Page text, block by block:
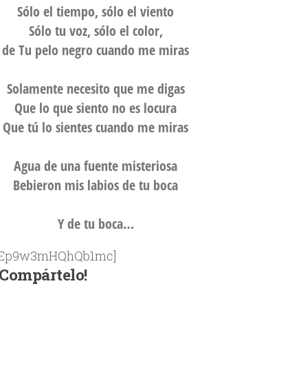
Sólo el tiempo, sólo el viento
Sólo tu voz, sólo el color,
de Tu pelo negro cuando me miras
Solamente necesito que me digas
Que lo que siento no es locura
Que tú lo sientes cuando me miras
Agua de una fuente misteriosa
Bebieron mis labios de tu boca
Y de tu boca…